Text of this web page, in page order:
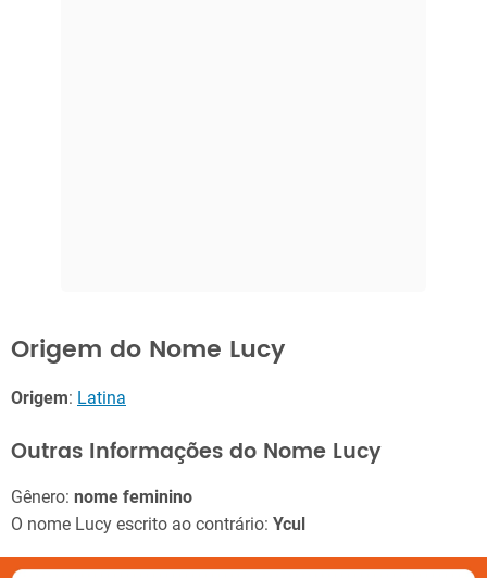
Origem do Nome Lucy
Origem: Latina
Outras Informações do Nome Lucy
Gênero: nome feminino
O nome Lucy escrito ao contrário: Ycul